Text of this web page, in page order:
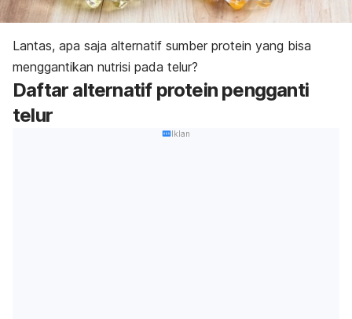
Lantas, apa saja alternatif sumber protein yang bisa
menggantikan nutrisi pada telur?
Daftar alternatif protein pengganti
telur
Iklan